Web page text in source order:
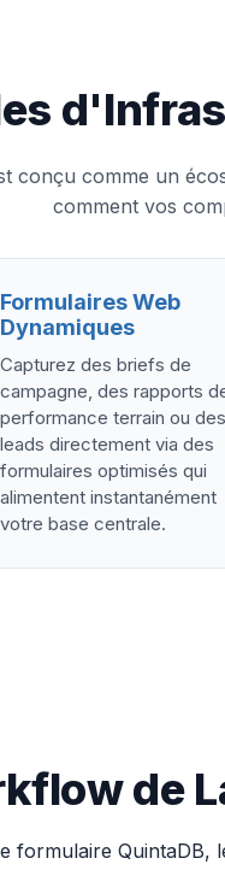
conçu comme un
comment vos
Formulaires Web
Dynamiques
Capturez des briefs de
campagne, des rapports
performance terrain ou des
leads directement via des
formulaires optimisés qui
alimentent instantanément
votre base centrale.
de
QuintaDB,